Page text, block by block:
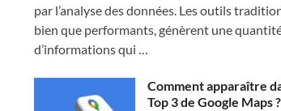
par l’analyse des données. Les outils
bien que performants, génèrent une
d’informations qui …
Comment apparaître
Top 3 de Google Maps ?